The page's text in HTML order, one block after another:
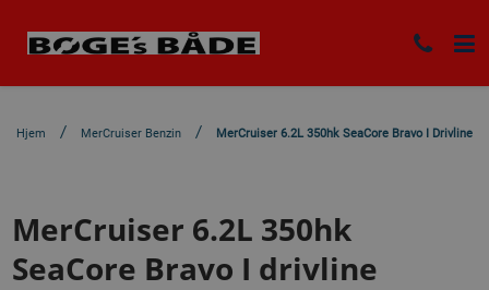
Hjem MerCruiser Benzin MerCruiser 6.2L 350hk SeaCore Bravo I Drivline
MerCruiser 6.2L 350hk
SeaCore Bravo I drivline